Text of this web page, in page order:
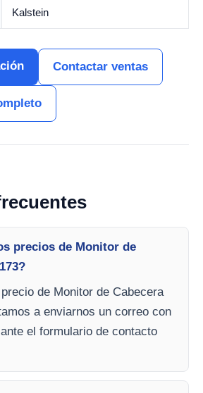
Kalstein
Contactar ventas
precios de Monitor de
de Monitor de Cabecera
a enviarnos un correo con
el formulario de contacto